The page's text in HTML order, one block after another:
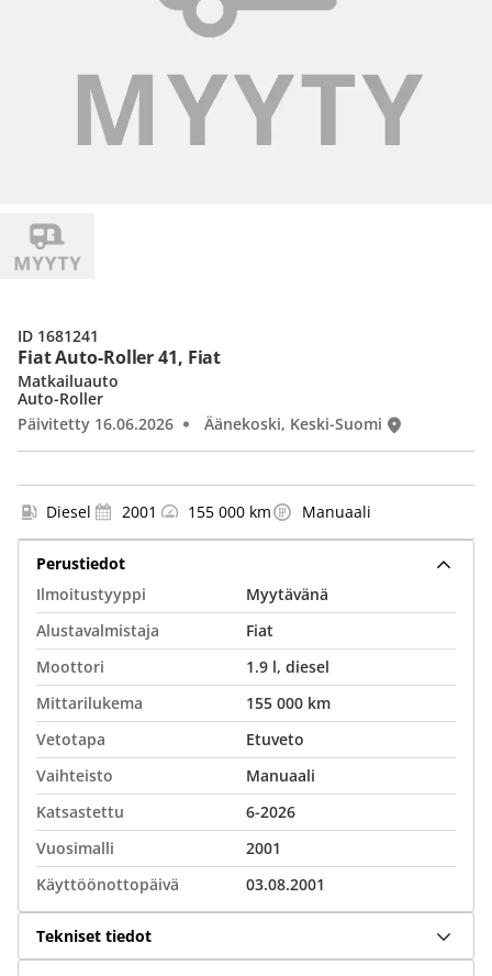
Fiat Auto-Roller 41, Fiat
Matkailuauto
Auto-Roller
Päivitetty 16.06.2026
Äänekoski, Keski-Suomi
ID 1681241
Diesel 2001 155 000 km Manuaali
Perustiedot
Ilmoitustyyppi
Myytävänä
Alustavalmistaja
Fiat
Moottori
1.9 l, diesel
Mittarilukema
155 000 km
Vetotapa
Etuveto
Vaihteisto
Manuaali
Katsastettu
6-2026
Vuosimalli
2001
Käyttöönottopäivä
03.08.2001
Tekniset tiedot